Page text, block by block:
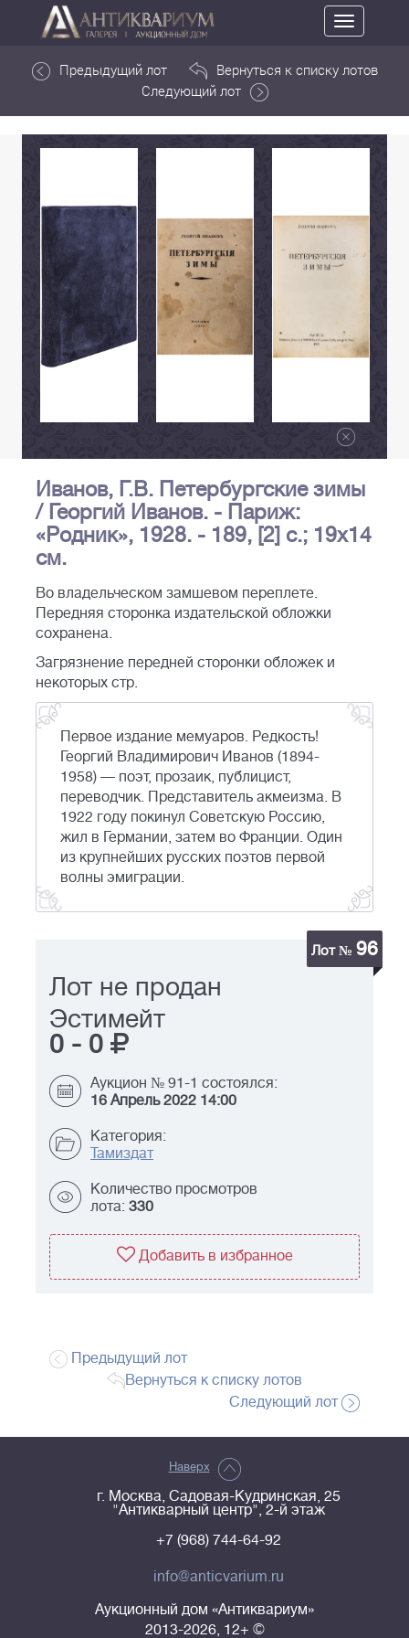
Toggle
navigation
Предыдущий лот
Вернуться к списку лотов
Следующий лот
Иванов, Г.В. Петербургские зимы
/ Георгий Иванов. - Париж:
«Родник», 1928. - 189, [2] с.; 19х14
см.
Во владельческом замшевом переплете.
Передняя сторонка издательской обложки
сохранена.
Загрязнение передней сторонки обложек и
некоторых стр.
Первое издание мемуаров. Редкость!
Георгий Владимирович Иванов (1894-
1958) — поэт, прозаик, публицист,
переводчик. Представитель акмеизма. В
1922 году покинул Советскую Россию,
жил в Германии, затем во Франции. Один
из крупнейших русских поэтов первой
волны эмиграции.
Лот № 96
Лот не продан
Эстимейт
0 - 0
Аукцион № 91-1 состоялся:
16 Апрель 2022 14:00
Категория:
Тамиздат
Количество просмотров
лота: 330
Добавить в избранное
Предыдущий лот
Вернуться к списку лотов
Следующий лот
Наверх
г. Москва, Садовая-Кудринская, 25
"Антикварный центр", 2-й этаж
+7 (968) 744-64-92
info@anticvarium.ru
Аукционный дом «Антиквариум»
2013-2026, 12+ ©